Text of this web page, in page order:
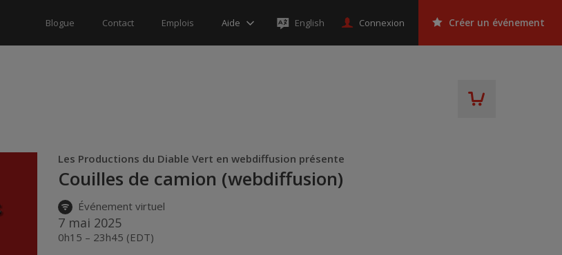
Blogue Contact Emplois Aide English Connexion Créer un événement
Les Productions du Diable Vert en webdiffusion présente
Couilles de camion (webdiffusion)
Événement virtuel
7 mai 2025
0h15 – 23h45 (EDT)